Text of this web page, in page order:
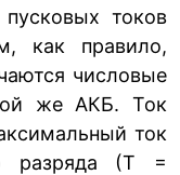
токов
как правило,
числовые
же АКБ. Ток
ток
разряда (Т =